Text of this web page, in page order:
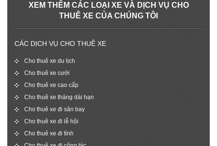
XEM THÊM CÁC LOẠI XE VÀ DỊCH VỤ CHO
THUÊ XE CỦA CHÚNG TÔI
CÁC DỊCH VỤ CHO THUÊ XE
Cho thuê xe du lịch
Cho thuê xe cưới
Cho thuê xe cao cấp
Cho thuê xe tháng dài hạn
Cho thuê xe đi sân bay
Cho thuê xe đi lễ hội
Cho thuê xe đi tỉnh